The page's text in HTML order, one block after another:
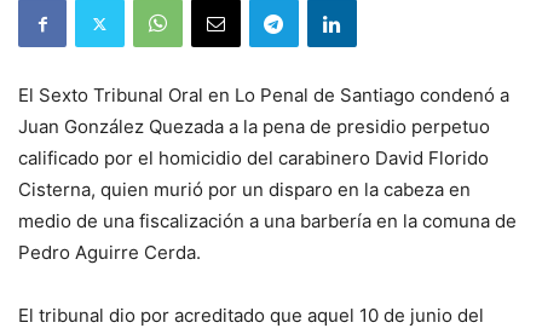
El Sexto Tribunal Oral en Lo Penal de Santiago condenó a
Juan González Quezada a la pena de presidio perpetuo
calificado por el homicidio del carabinero David Florido
Cisterna, quien murió por un disparo en la cabeza en
medio de una fiscalización a una barbería en la comuna de
Pedro Aguirre Cerda.
El tribunal dio por acreditado que aquel 10 de junio del